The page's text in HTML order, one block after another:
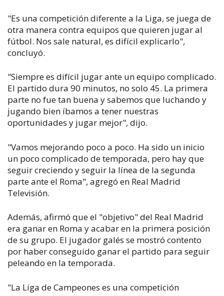
"Es una competición diferente a la Liga, se juega de
otra manera contra equipos que quieren jugar al
fútbol. Nos sale natural, es difícil explicarlo",
concluyó.
"Siempre es difícil jugar ante un equipo complicado.
El partido dura 90 minutos, no solo 45. La primera
parte no fue tan buena y sabemos que luchando y
jugando bien íbamos a tener nuestras
oportunidades y jugar mejor", dijo.
"Vamos mejorando poco a poco. Ha sido un inicio
un poco complicado de temporada, pero hay que
seguir creciendo y seguir la línea de la segunda
parte ante el Roma", agregó en Real Madrid
Televisión.
Además, afirmó que el "objetivo" del Real Madrid
era ganar en Roma y acabar en la primera posición
de su grupo. El jugador galés se mostró contento
por haber conseguido ganar el partido para seguir
peleando en la temporada.
"La Liga de Campeones es una competición